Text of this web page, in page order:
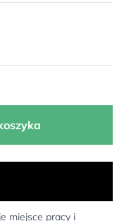
miejsce pracy i